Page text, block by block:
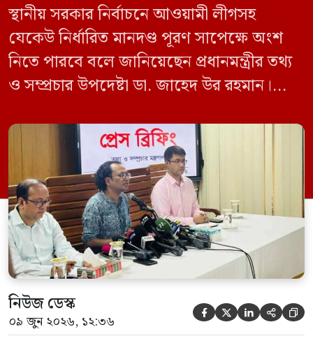
স্থানীয় সরকার নির্বাচনে আওয়ামী লীগসহ
যেকেউ নির্ধারিত মানদণ্ড পূরণ সাপেক্ষে অংশ
নিতে পারবে বলে জানিয়েছেন প্রধানমন্ত্রীর তথ্য
ও সম্প্রচার উপদেষ্টা ডা. জাহেদ উর রহমান।
সম্মেলন কক্ষে এক প্রেস ব্রিফিংয়ে সাংবাদিকদের
এক প্রশ্নের জবাবে তিনি এ কথা বলেন।
নিউজ ডেস্ক
০৯ জুন ২০২৬, ১২:৩৬     